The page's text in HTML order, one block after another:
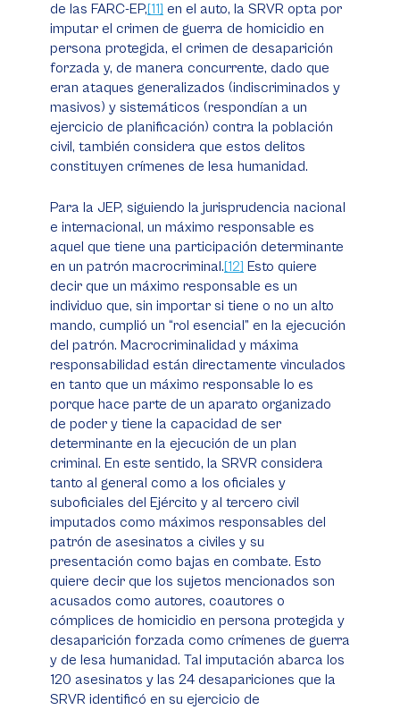
de las FARC-EP,[11] en el auto, la SRVR opta por
imputar el crimen de guerra de homicidio en
persona protegida, el crimen de desaparición
forzada y, de manera concurrente, dado que
eran ataques generalizados (indiscriminados y
masivos) y sistemáticos (respondían a un
ejercicio de planificación) contra la población
civil, también considera que estos delitos
constituyen crímenes de lesa humanidad.
Para la JEP, siguiendo la jurisprudencia nacional
e internacional, un máximo responsable es
aquel que tiene una participación determinante
en un patrón macrocriminal.[12] Esto quiere
decir que un máximo responsable es un
individuo que, sin importar si tiene o no un alto
mando, cumplió un “rol esencial” en la ejecución
del patrón. Macrocriminalidad y máxima
responsabilidad están directamente vinculados
en tanto que un máximo responsable lo es
porque hace parte de un aparato organizado
de poder y tiene la capacidad de ser
determinante en la ejecución de un plan
criminal. En este sentido, la SRVR considera
tanto al general como a los oficiales y
suboficiales del Ejército y al tercero civil
imputados como máximos responsables del
patrón de asesinatos a civiles y su
presentación como bajas en combate. Esto
quiere decir que los sujetos mencionados son
acusados como autores, coautores o
cómplices de homicidio en persona protegida y
desaparición forzada como crímenes de guerra
y de lesa humanidad. Tal imputación abarca los
120 asesinatos y las 24 desapariciones que la
SRVR identificó en su ejercicio de